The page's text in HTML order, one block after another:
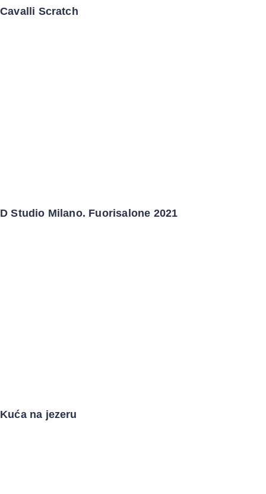
Cavalli Scratch
D Studio Milano. Fuorisalone 2021
Kuća na jezeru